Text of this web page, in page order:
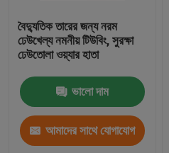
বৈদ্যুতিক তারের জন্য নরম
ঢেউখেল্য নমনীয় টিউবিং, সুরক্ষা
ঢেউতোলা ওয়্যার হাতা
ভালো দাম
আমাদের সাথে যোগাযোগ